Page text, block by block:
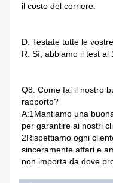
il costo del corriere.
D. Testate tutte le
R: Sì, abbiamo il test al
Q8: Come fai il nostro
rapporto?
A:1Mantiamo una
per garantire ai nostri
2Rispettiamo ogni
sinceramente affari e
non importa da dove